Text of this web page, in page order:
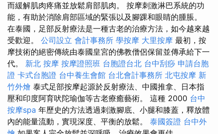
而緩解肌肉疼痛並放鬆肩部肌肉。 按摩刺激淋巴系統的功
能，有助於消除肩部區域的緊張以及腳踝和眼睛的腫脹。
在泰國，足部反射療法是一種古老的治療方法，如今越來越
受歡迎。 公司設立 會計事務所 學按摩 大里按摩 最初，按
摩技術的絕密傳統由泰國皇宮的佛教僧侶保留並傳承給下一
代。 新北 按摩 按摩證照班 台胞證台北 台中刮痧 申請台胞
證 卡式台胞證 台中養生會館 台北會計事務所 北屯按摩 新
竹外燴 泰式足部按摩起源於反射療法、中國推拿、日本指
壓和印度阿育吠陀瑜伽等古老療癒藝術。 這種 2000 台中
按摩spa 年歷史的方法透過刺激腳底、小腿和膝蓋，釋放體
內的能量流動，實現深度、平衡的放鬆。 泰國簽證 台中外